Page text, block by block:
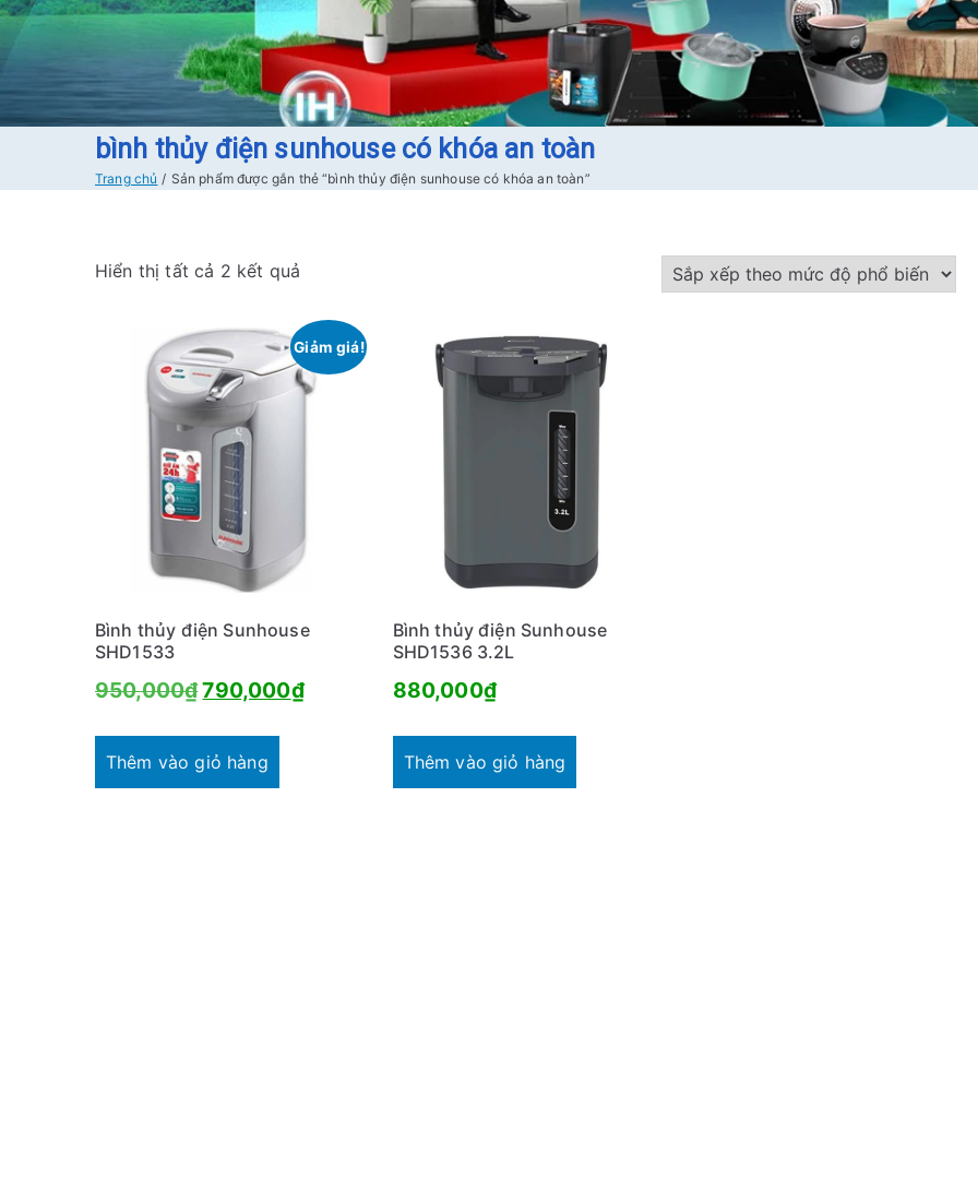
bình thủy điện sunhouse có khóa an toàn
Trang chủ Sản phẩm được gắn thẻ “bình thủy điện sunhouse có khóa an toàn”
Hiển thị tất cả 2 kết quả
s
ắ
p
h
m
c
Giảm giá!
Bình thủy điện Sunhouse
SHD1533
950,000₫Giá
là:
790,000₫Giá
Thêm vào giỏ hàng
Bình thủy điện Sunhouse
SHD1536 3.2L
880,000₫
Thêm vào giỏ hàng